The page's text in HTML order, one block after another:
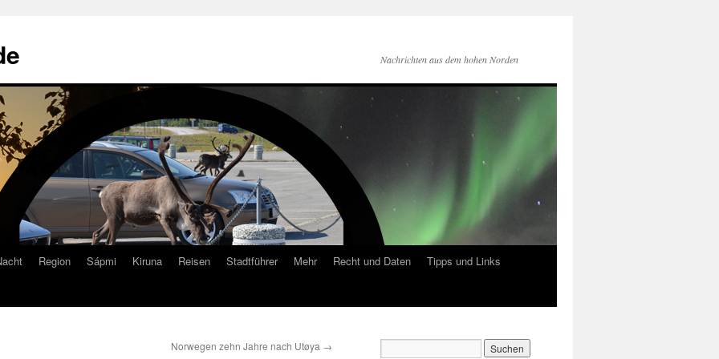
Nachrichten aus dem hohen Norden
Region Sápmi Kiruna Reisen Stadtführer Mehr Recht und Daten
Tipps und Links
Norwegen zehn Jahre nach Utøya →